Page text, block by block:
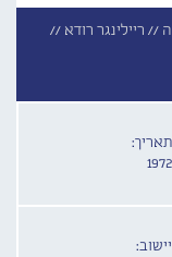
ריילינגר רודא //
תאריך:
1972
יישוב: